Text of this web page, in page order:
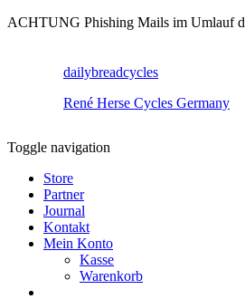
ACHTUNG Phishing Mails im Umlauf
dailybreadcycles
René Herse Cycles Germany
Toggle navigation
Store
Partner
Journal
Kontakt
Mein Konto
Kasse
Warenkorb